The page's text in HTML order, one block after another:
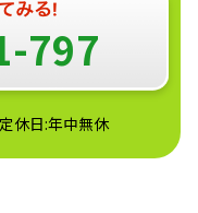
797
定休日:年中無休